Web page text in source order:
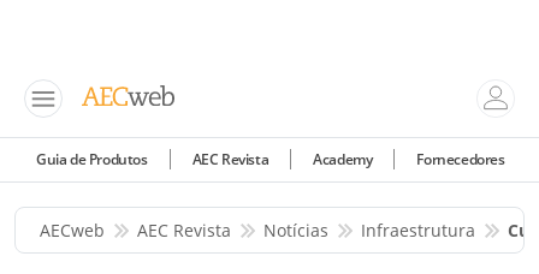
Guia de Produtos AEC Revista Academy Fornecedores
AECweb AEC Revista Notícias Infraestrutura